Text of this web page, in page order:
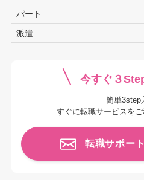
パート
派遣
今すぐ３
簡単3step
すぐに転職サービスをご
転職サポー